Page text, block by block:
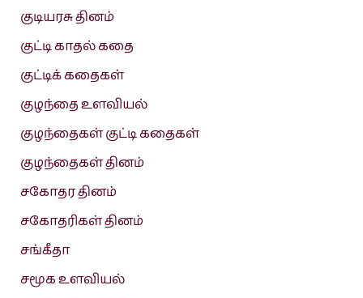
குடியரசு தினம்
குட்டி காதல் கதை
குட்டிக் கதைகள்
குழந்தை உளவியல்
குழந்தைகள் குட்டி கதைகள்
குழந்தைகள் தினம்
சகோதர தினம்
சகோதரிகள் தினம்
சங்கீதா
சமூக உளவியல்